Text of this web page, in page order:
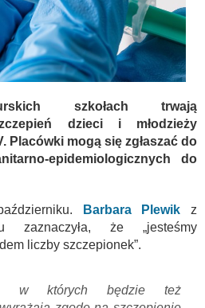
szkołach trwają
dzieci i młodzieży
Placówki mogą się zgłaszać do
epidemiologicznych do
Barbara Plewik z
zaznaczyła, że „jesteśmy
liczby szczepionek”.
w których będzie też